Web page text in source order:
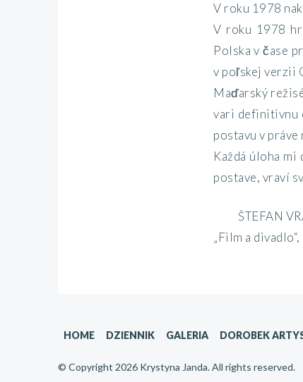
V roku 1978
V roku 1978
Polska v čase
v poľskej verzii
Maďarský
vari definitivnu
postavu v
Každá úloha
postave, vraví
ŠTEFAN
„Film a
HOME DZIENNIK GALERIA DOROBEK
© Copyright 2026 Krystyna Janda. All rights reserved.